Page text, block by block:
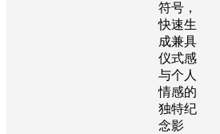
符号，
快速生
成兼具
仪式感
与个人
情感的
独特纪
念影